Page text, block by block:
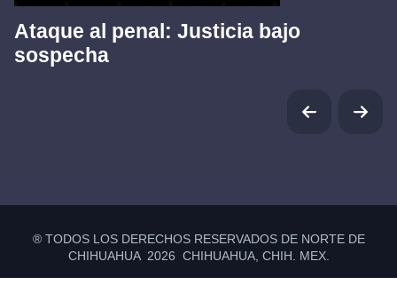
Ataque al penal: Justicia bajo
sospecha
® TODOS LOS DERECHOS RESERVADOS DE NORTE DE
CHIHUAHUA 2026 CHIHUAHUA, CHIH. MEX.